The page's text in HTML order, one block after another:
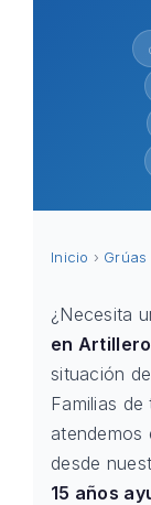
Inicio ›
¿Necesita
en
situación
Familias
atendemos
desde
15 años